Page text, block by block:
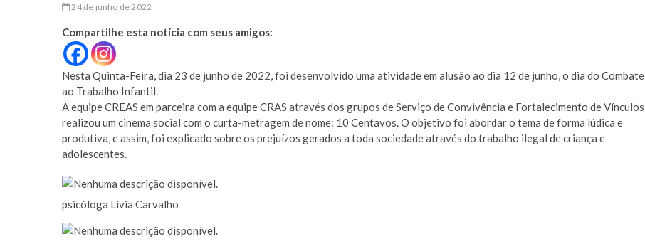
24 de junho de 2022
Compartilhe esta notícia com seus amigos:
Nesta Quinta-Feira, dia 23 de junho de 2022, foi desenvolvido uma atividade em alusão ao dia 12 de junho, o dia do Combate
ao Trabalho Infantil.
A equipe CREAS em parceira com a equipe CRAS através dos grupos de Serviço de Convivência e Fortalecimento de Vínculos
realizou um cinema social com o curta-metragem de nome: 10 Centavos. O objetivo foi abordar o tema de forma lúdica e
produtiva, e assim, foi explicado sobre os prejuízos gerados a toda sociedade através do trabalho ilegal de criança e
adolescentes.
psicóloga Lívia Carvalho